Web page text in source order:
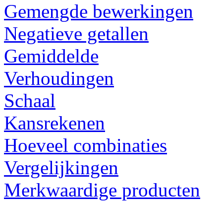
Gemengde bewerkingen
Negatieve getallen
Gemiddelde
Verhoudingen
Schaal
Kansrekenen
Hoeveel combinaties
Vergelijkingen
Merkwaardige producten